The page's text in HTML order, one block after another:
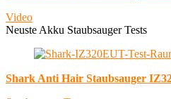
Video
Neuste Akku Staubsauger Tests
Shark Anti Hair Staubsauger